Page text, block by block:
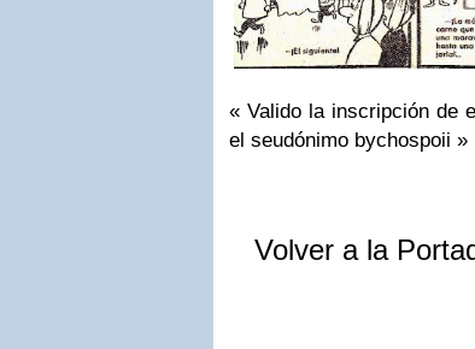
« Valido la inscripción de
el seudónimo bychospoii »
Volver a la